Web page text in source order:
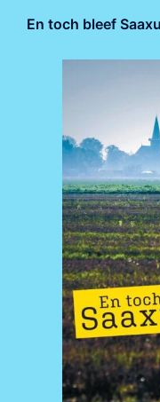
En toch bleef